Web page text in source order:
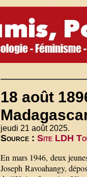
18 août
jeudi 21 août 2025.
Source :Site LDH
En mars 1946, deux
Joseph Ravoahangy,